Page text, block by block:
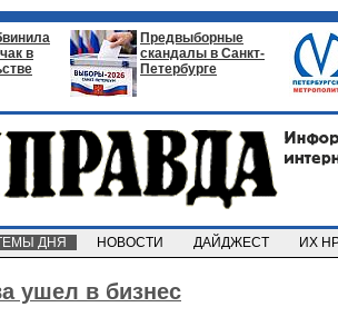
в
Предвыборные
скандалы в Санкт-
Петербурге
ДНЯ НОВОСТИ ДАЙДЖЕСТ ИХ
ушел в бизнес